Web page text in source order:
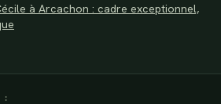
à Arcachon : cadre exceptionnel,
: